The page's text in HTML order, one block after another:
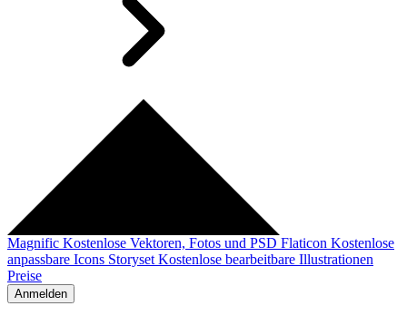
Magnific Kostenlose Vektoren, Fotos und PSD Flaticon Kostenlose
anpassbare Icons Storyset Kostenlose bearbeitbare Illustrationen
Preise
Anmelden